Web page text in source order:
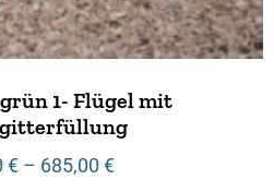
1- Flügel mit
€ – 685,00 €